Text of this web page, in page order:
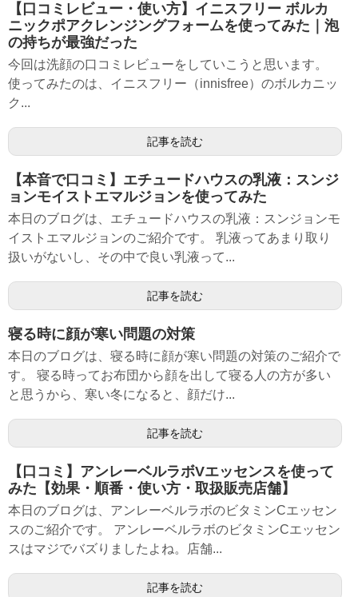
【口コミレビュー・使い方】イニスフリー ボルカ
ニックポアクレンジングフォームを使ってみた｜泡
の持ちが最強だった
今回は洗顔の口コミレビューをしていこうと思います。
使ってみたのは、イニスフリー（innisfree）のボルカニッ
ク...
記事を読む
【本音で口コミ】エチュードハウスの乳液：スンジ
ョンモイストエマルジョンを使ってみた
本日のブログは、エチュードハウスの乳液：スンジョンモ
イストエマルジョンのご紹介です。 乳液ってあまり取り
扱いがないし、その中で良い乳液って...
記事を読む
寝る時に顔が寒い問題の対策
本日のブログは、寝る時に顔が寒い問題の対策のご紹介で
す。 寝る時ってお布団から顔を出して寝る人の方が多い
と思うから、寒い冬になると、顔だけ...
記事を読む
【口コミ】アンレーベルラボVエッセンスを使って
みた【効果・順番・使い方・取扱販売店舗】
本日のブログは、アンレーベルラボのビタミンCエッセン
スのご紹介です。 アンレーベルラボのビタミンCエッセン
スはマジでバズりましたよね。店舗...
記事を読む